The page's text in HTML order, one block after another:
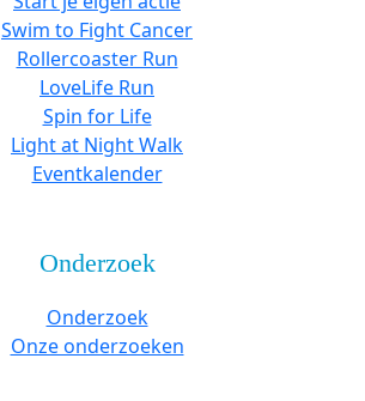
Swim to Fight Cancer
Rollercoaster Run
LoveLife Run
Spin for Life
Light at Night Walk
Eventkalender
Onderzoek
Onderzoek
Onze onderzoeken